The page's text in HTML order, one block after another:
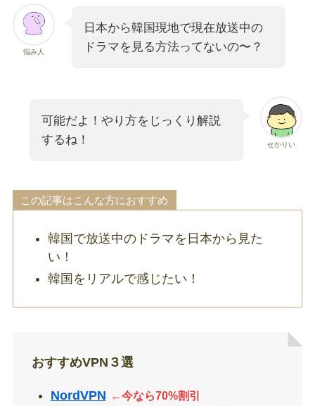
悩み人
日本から韓国現地で現在放送中の
ドラマを見る方法ってないの〜？
せかりい
可能だよ！やり方をじっくり解説
するね！
この記事はこんな方におすすめ
韓国で放送中のドラマを日本から見た
い！
韓国をリアルで感じたい！
おすすめVPN３選
NordVPN ←今なら70%割引